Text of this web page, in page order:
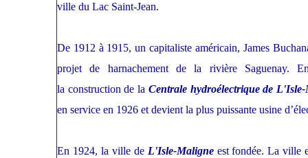
ville du Lac Saint-Jean.
De 1912 à 1915, un capitaliste américain, James
projet de harnachement de la rivière Saguenay.
la construction de la Centrale hydroélectrique de
en service en 1926 et devient la plus puissante usine
En 1924, la ville de L'Isle-Maligneest fondée. La ville